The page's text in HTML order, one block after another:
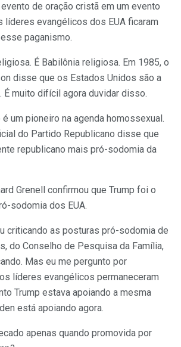
de oração cristã em um evento
líderes evangélicos dos EUA ficaram
paganismo.
É Babilônia religiosa. Em 1985, o
disse que os Estados Unidos são a
É muito difícil agora duvidar disso.
é um pioneiro na agenda homossexual.
do Partido Republicano disse que
republicano mais pró-sodomia da
Grenell confirmou que Trump foi o
sodomia dos EUA.
criticando as posturas pró-sodomia de
do Conselho de Pesquisa da Família,
Mas eu me pergunto por
líderes evangélicos permaneceram
Trump estava apoiando a mesma
está apoiando agora.
apenas quando promovida por